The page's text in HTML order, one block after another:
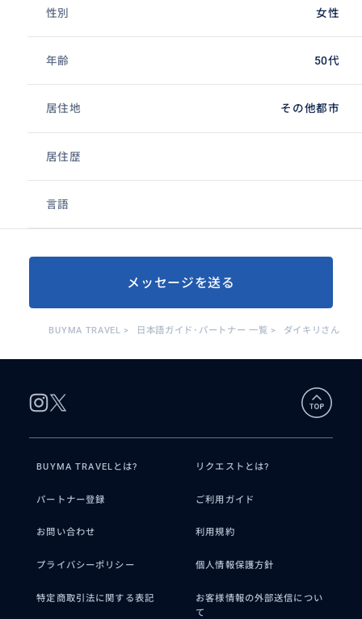
性別 女性
年齢 50代
居住地 その他都市
居住歴
言語
メッセージを送る
BUYMA TRAVEL > 日本語ガイド･パートナー 一覧 > ダイキリさん
BUYMA TRAVELとは? リクエストとは?
パートナー登録 ご利用ガイド
お問い合わせ 利用規約
プライバシーポリシー 個人情報保護方針
特定商取引法に関する表記
お客様情報の外部送信につい
て